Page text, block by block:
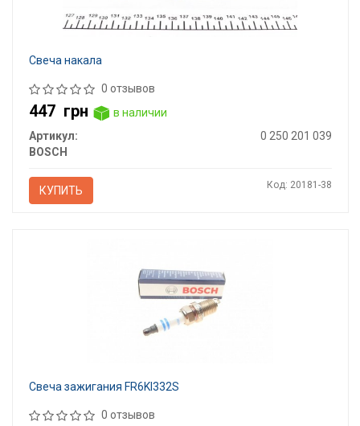
Свеча накала
0 отзывов
447 грн
в наличии
Артикул:
0 250 201 039
BOSCH
КУПИТЬ Код: 20181-38
Свеча зажигания FR6KI332S
0 отзывов